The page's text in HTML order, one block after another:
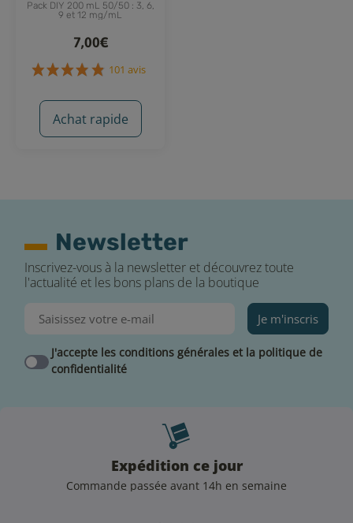
Pack DIY 200 mL 50/50 : 3, 6,
9 et 12 mg/mL
7,00€
101 avis
Achat rapide
Newsletter
Inscrivez-vous à la newsletter et découvrez toute
l'actualité et les bons plans de la boutique
Je m'inscris
J'accepte les conditions générales et la politique de
confidentialité
Expédition ce jour
Commande passée avant 14h en semaine